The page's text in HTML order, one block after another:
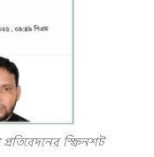
স্ক্রিনশট